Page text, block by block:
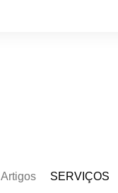
Artigos SERVIÇOS